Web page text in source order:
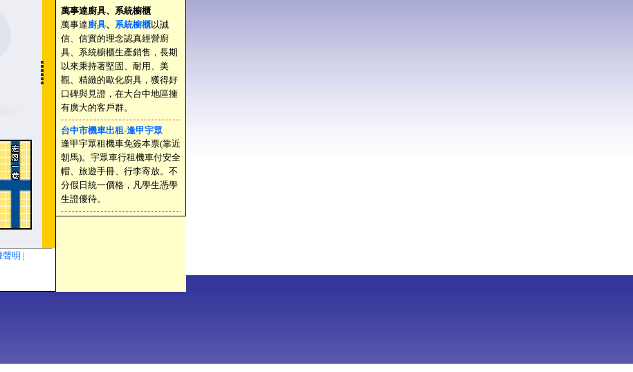
聲明 |
萬事達廚具、系統櫥櫃
萬事達廚具、 系統櫥櫃以誠
信、信實的理念認真經營廚
具、系統櫥櫃生產銷售，長期
以來秉持著堅固、耐用、美
觀、精緻的歐化廚具，獲得好
口碑與見證，在大台中地區擁
有廣大的客戶群。
台中市機車出租-逢甲宇眾
逢甲宇眾租機車免簽本票(靠近
朝馬)。宇眾車行租機車付安全
帽、旅遊手冊、行李寄放。不
分假日統一價格，凡學生憑學
生證優待。